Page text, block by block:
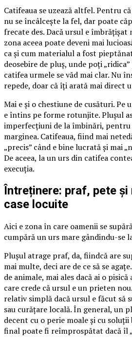
Catifeaua se uzează altfel. Pentru
nu se încâlcește la fel, dar poate
frecate des. Dacă ursul e îmbrățișat
zona aceea poate deveni mai
ca și cum materialul a fost
deosebire de pluș, unde poți
catifea urmele se văd mai clar. Nu
repede, doar că îți arată mai direct
Mai e și o chestiune de cusături. Pe
e întins pe forme rotunjite. Plușul
imperfecțiuni de la îmbinări, pentru
marginea. Catifeaua, fiind mai
„precis” când e bine lucrată și mai
De aceea, la un urs din catifea
execuția.
Întreținere: praf, pete și
case locuite
Aici e zona în care oamenii se
cumpără un urs mare gândindu-se
Plușul atrage praf, da, fiindcă are
mai multe, deci are de ce să se
de animale, mai ales dacă ai o
care crede că ursul e un prieten
relativ simplă dacă ursul e făcut să
sau curățare locală. În general, un
decent cu o perie moale și cu
final poate fi reîmprospătat dacă îl